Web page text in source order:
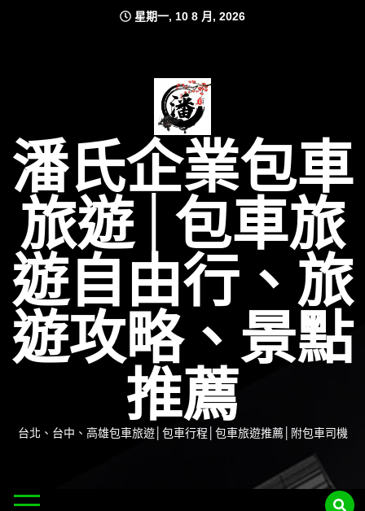
星期一, 10 8 月, 2026
潘氏企業包車
旅遊│包車旅
遊自由行、旅
遊攻略、景點
推薦
台北、台中、高雄包車旅遊│包車行程│包車旅遊推薦│附包車司機